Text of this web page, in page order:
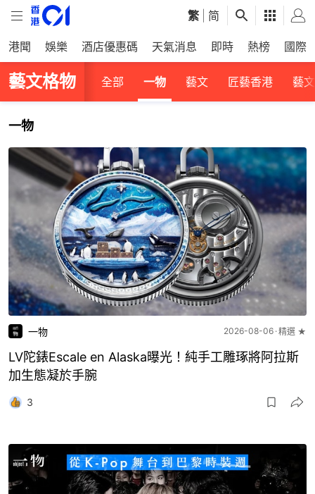
繁 简
港聞 娛樂 酒店優惠碼 天氣消息 即時 熱榜 國際
藝文格物 全部 一物 藝文 匠藝香港 藝
一物
一物 2026-08-06 精選 ★
LV陀錶Escale en Alaska曝光！純手工雕琢將阿拉斯
加生態凝於手腕
3